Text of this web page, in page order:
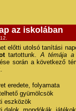
az iskolában
előtti utolsó tanítási
tartottunk.A témája a
során a következő
eredete, folyamata
gyümölcsök
eszközök